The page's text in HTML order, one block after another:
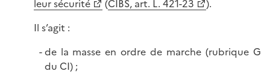
leur sécurité
(CIBS, art. L. 421-23
).
Il s’agit :
de la masse en ordre de marche (rubrique G
du CI) ;